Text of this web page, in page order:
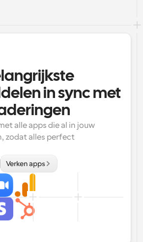
in sync met
alle apps die al in jouw
zodat alles perfect
Verken apps